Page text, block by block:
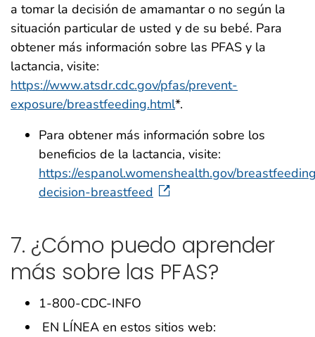
a tomar la decisión de amamantar o no según la
situación particular de usted y de su bebé. Para
obtener más información sobre las PFAS y la
lactancia, visite:
https://www.atsdr.cdc.gov/pfas/prevent-
exposure/breastfeeding.html*.
Para obtener más información sobre los
beneficios de la lactancia, visite:
https://espanol.womenshealth.gov/
decision-breastfeed
7. ¿Cómo puedo aprender
más sobre las PFAS?
1-800-CDC-INFO
EN LÍNEA en estos sitios web: